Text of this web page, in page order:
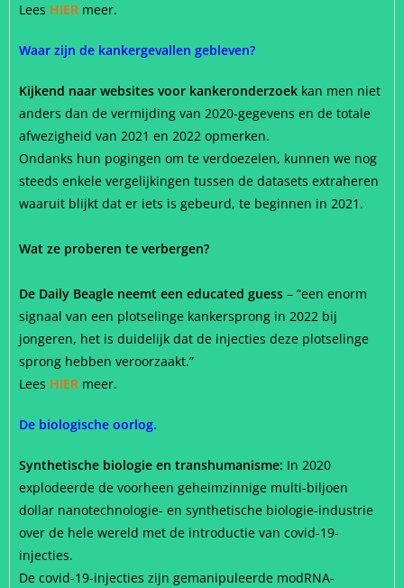
Lees HIER meer.
Waar zijn de kankergevallen gebleven?
Kijkend naar websites voor kankeronderzoek kan men niet
anders dan de vermijding van 2020-gegevens en de totale
afwezigheid van 2021 en 2022 opmerken.
Ondanks hun pogingen om te verdoezelen, kunnen we nog
steeds enkele vergelijkingen tussen de datasets extraheren
waaruit blijkt dat er iets is gebeurd, te beginnen in 2021.
Wat ze proberen te verbergen?
De Daily Beagle neemt een educated guess – “een enorm
signaal van een plotselinge kankersprong in 2022 bij
jongeren, het is duidelijk dat de injecties deze plotselinge
sprong hebben veroorzaakt.”
Lees HIER meer.
De biologische oorlog.
Synthetische biologie en transhumanisme: In 2020
explodeerde de voorheen geheimzinnige multi-biljoen
dollar nanotechnologie- en synthetische biologie-industrie
over de hele wereld met de introductie van covid-19-
injecties.
De covid-19-injecties zijn gemanipuleerde modRNA-